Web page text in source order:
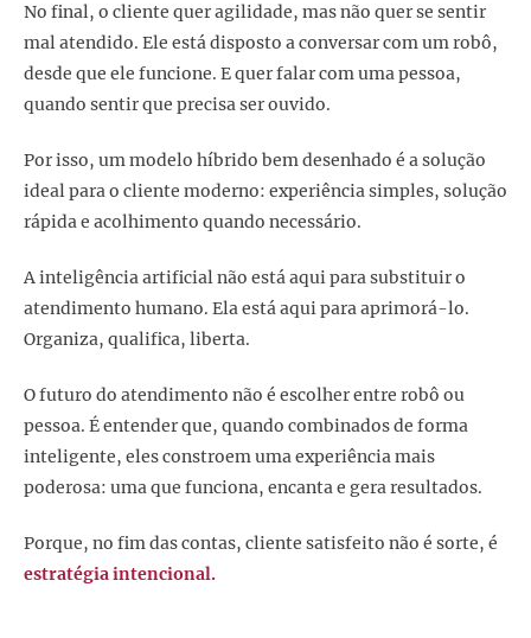
No final, o cliente quer agilidade, mas não quer se sentir
mal atendido. Ele está disposto a conversar com um robô,
desde que ele funcione. E quer falar com uma pessoa,
quando sentir que precisa ser ouvido.
Por isso, um modelo híbrido bem desenhado é a solução
ideal para o cliente moderno: experiência simples, solução
rápida e acolhimento quando necessário.
A inteligência artificial não está aqui para substituir o
atendimento humano. Ela está aqui para aprimorá-lo.
Organiza, qualifica, liberta.
O futuro do atendimento não é escolher entre robô ou
pessoa. É entender que, quando combinados de forma
inteligente, eles constroem uma experiência mais
poderosa: uma que funciona, encanta e gera resultados.
Porque, no fim das contas, cliente satisfeito não é sorte, é
estratégia intencional.